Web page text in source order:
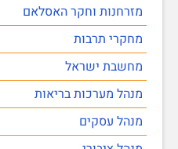
מזרחנות וחקר האסלאם
מחקרי תרבות
מחשבת ישראל
מנהל מערכות בריאות
מנהל עסקים